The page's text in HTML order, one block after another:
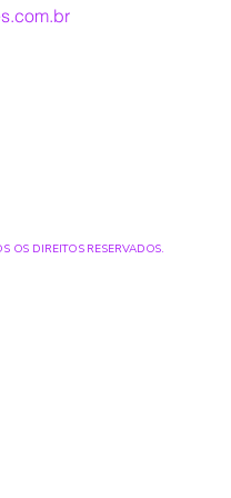
OS DIREITOS RESERVADOS.